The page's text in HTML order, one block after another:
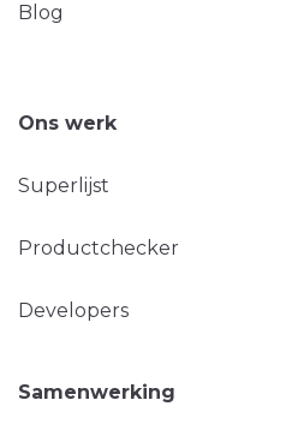
Blog
Ons werk
Superlijst
Productchecker
Developers
Samenwerking